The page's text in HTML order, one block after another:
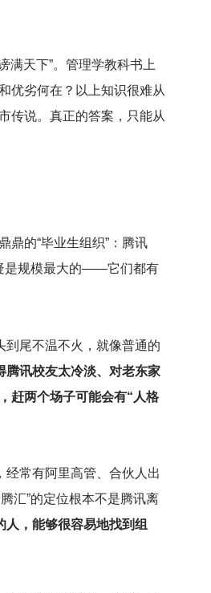
满天下”。管理学教科书上
优劣何在？以上知识很难从
传说。真正的答案，只能从
鼎的“毕业生组织”：腾讯
疑是规模最大的——它们都有
到尾不温不火，就像普通的
腾讯校友太冷淡、对老东家
赶两个场子可能会有“人格
经常有阿里高管、合伙人出
汇”的定位根本不是腾讯离
，能够很容易地找到组